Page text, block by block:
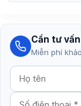
Cần tư
Miễn phí